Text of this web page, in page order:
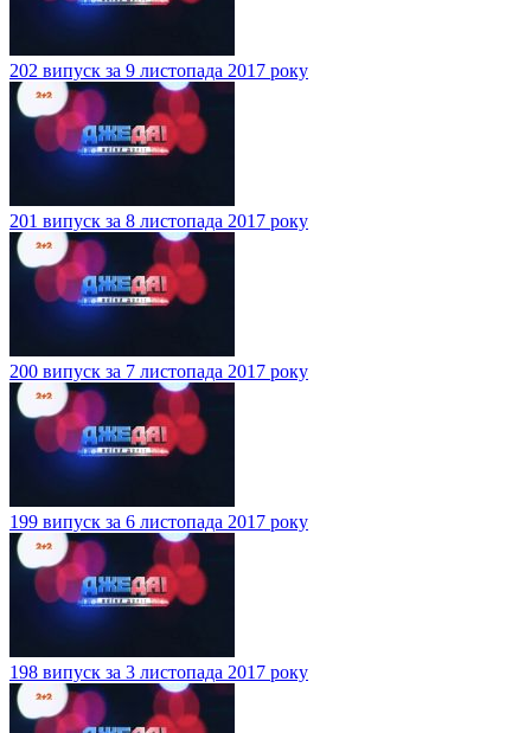
202 випуск за 9 листопада 2017 року
201 випуск за 8 листопада 2017 року
200 випуск за 7 листопада 2017 року
199 випуск за 6 листопада 2017 року
198 випуск за 3 листопада 2017 року